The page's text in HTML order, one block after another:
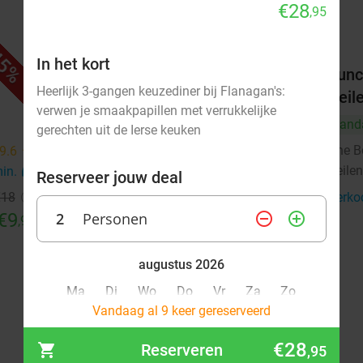
9.6 star
directions_car
,95
Lunchproeverij bij The Booster
Beilen
Vandaag
Za
Beilen
Verkocht: 339 Regulier €12,95
€7 ,50
The
Beilen
€28,95
In het kort
Heerlijk 3-gangen keuzediner bij Flanagan's:
verwen je smaakpapillen met verrukkelijke
gerechten uit de Ierse keuken
Reserveer jouw deal
2 Personen remove_circle_outline add_circle_outline
augustus 2026
Ma
Di Wo Do Vr Za Zo
1 2
Vandaag al 9 keer gereserveerd
Reserveren €28,95